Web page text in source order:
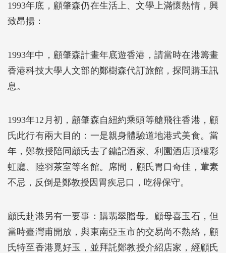
1993年底，顧肇森仍在生活上、文學上滿懷熱情，興
致昂揚：
1993年中，顧肇森計畫年底遊香港，請當時在港籌畫
香港科技大學人文部的鄭樹森代訂旅館，探問購玉訊
息。
1993年12月初，顧肇森自紐約乘頭等艙飛往香港，顧
氏此行有兩大目的：一是親身體驗道地港式美食。當
年，鄭教授陪同顧氏去了鏞記酒家、利園酒店頂樓彩
虹廳、陸羽茶室等名館。席間，顧氏胃口奇佳，葷素
不忌，反倒是鄭教授因胃疾忌口，吃得保守。
顧氏赴港另有一要事：購翡翠贈母。顧母喜玉石，但
當時臺灣甫開放，與東南亞玉市的交易尚不熱絡，顧
氏特至香港覓好玉，並拜託鄭教授介紹店家，經顧氏